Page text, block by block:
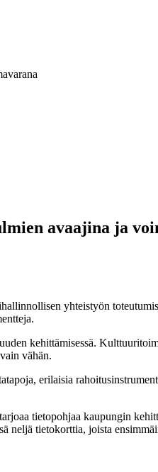
avaajina ja
yhteistyön
kehittämisessä.
vähän.
erilaisia
tietopohjaa kaupungin
neljä tietokorttia, joista